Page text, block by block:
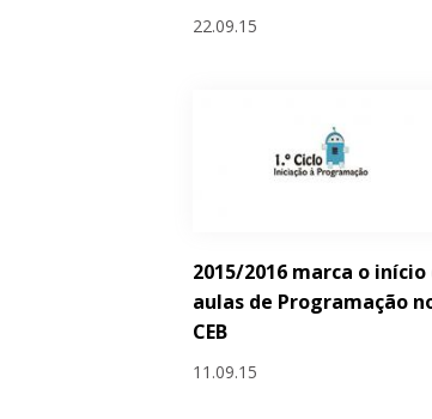
22.09.15
2015/2016 marca o início
aulas de Programação
CEB
11.09.15